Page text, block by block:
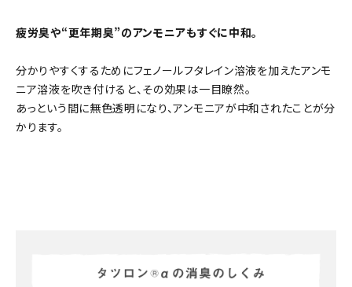
疲労臭や“更年期臭”のアンモニアもすぐに中和。
分かりやすくするためにフェノールフタレイン溶液を加えたアンモ
ニア溶液を吹き付けると、その効果は一目瞭然。
あっという間に無色透明になり、アンモニアが中和されたことが分
かります。